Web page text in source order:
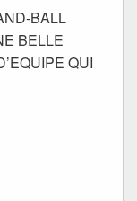
BALL
BELLE
QUI